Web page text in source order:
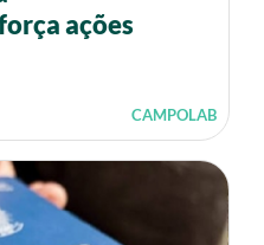
ações
CAMPOLAB